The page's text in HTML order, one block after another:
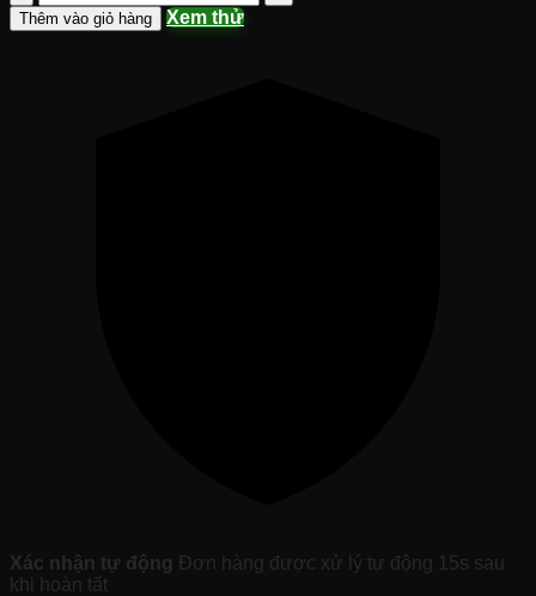
Khoá
Học
Thêm vào giỏ hàng Xem thử
Xác nhận tự động Đơn hàng được xử lý tự động 15s sau
khi hoàn tất